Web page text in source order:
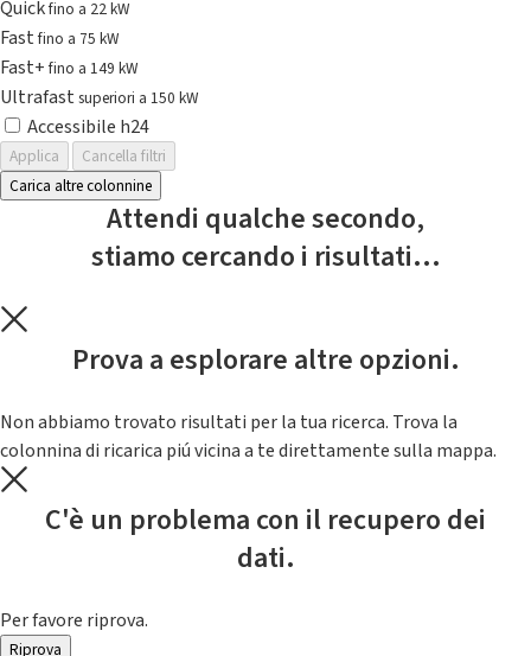
Quickfino a 22 kW
Fastfino a 75 kW
Fast+fino a 149 kW
Ultrafast superiori a 150 kW
Accessibile h24
Applica
Cancella filtri
Carica altre colonnine
Attendi qualche secondo,
stiamo cercando i risultati...
Prova a esplorare altre opzioni.
Non abbiamo trovato risultati per la tua ricerca. Trova la
colonnina di ricarica piú vicina a te direttamente sulla mappa.
C'è un problema con il recupero dei
dati.
Per favore riprova.
Riprova